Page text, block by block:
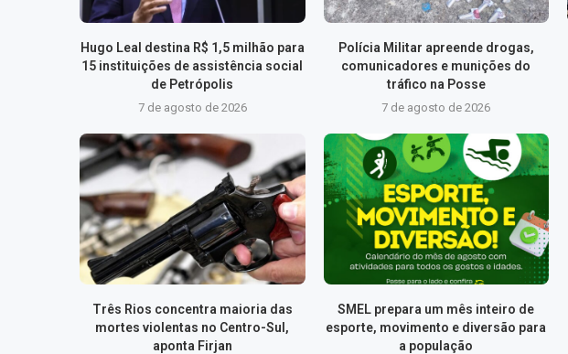
Hugo Leal destina R$ 1,5 milhão para
15 instituições de assistência social
de Petrópolis
7 de agosto de 2026
Polícia Militar apreende drogas,
comunicadores e munições do
tráfico na Posse
7 de agosto de 2026
Três Rios concentra maioria das
mortes violentas no Centro-Sul,
aponta Firjan
SMEL prepara um mês inteiro de
esporte, movimento e diversão para
a população